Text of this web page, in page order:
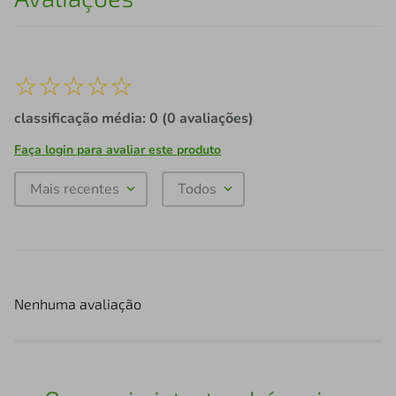
☆☆☆☆☆
classificação média: 0 (0 avaliações)
Faça login para avaliar este produto
Mais recentes Todos
Nenhuma avaliação